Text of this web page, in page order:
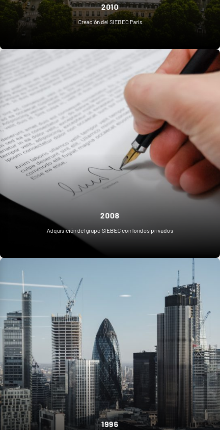
2010
Creación del SIEBEC París
2008
Adquisición del grupo SIEBEC con fondos privados
1996